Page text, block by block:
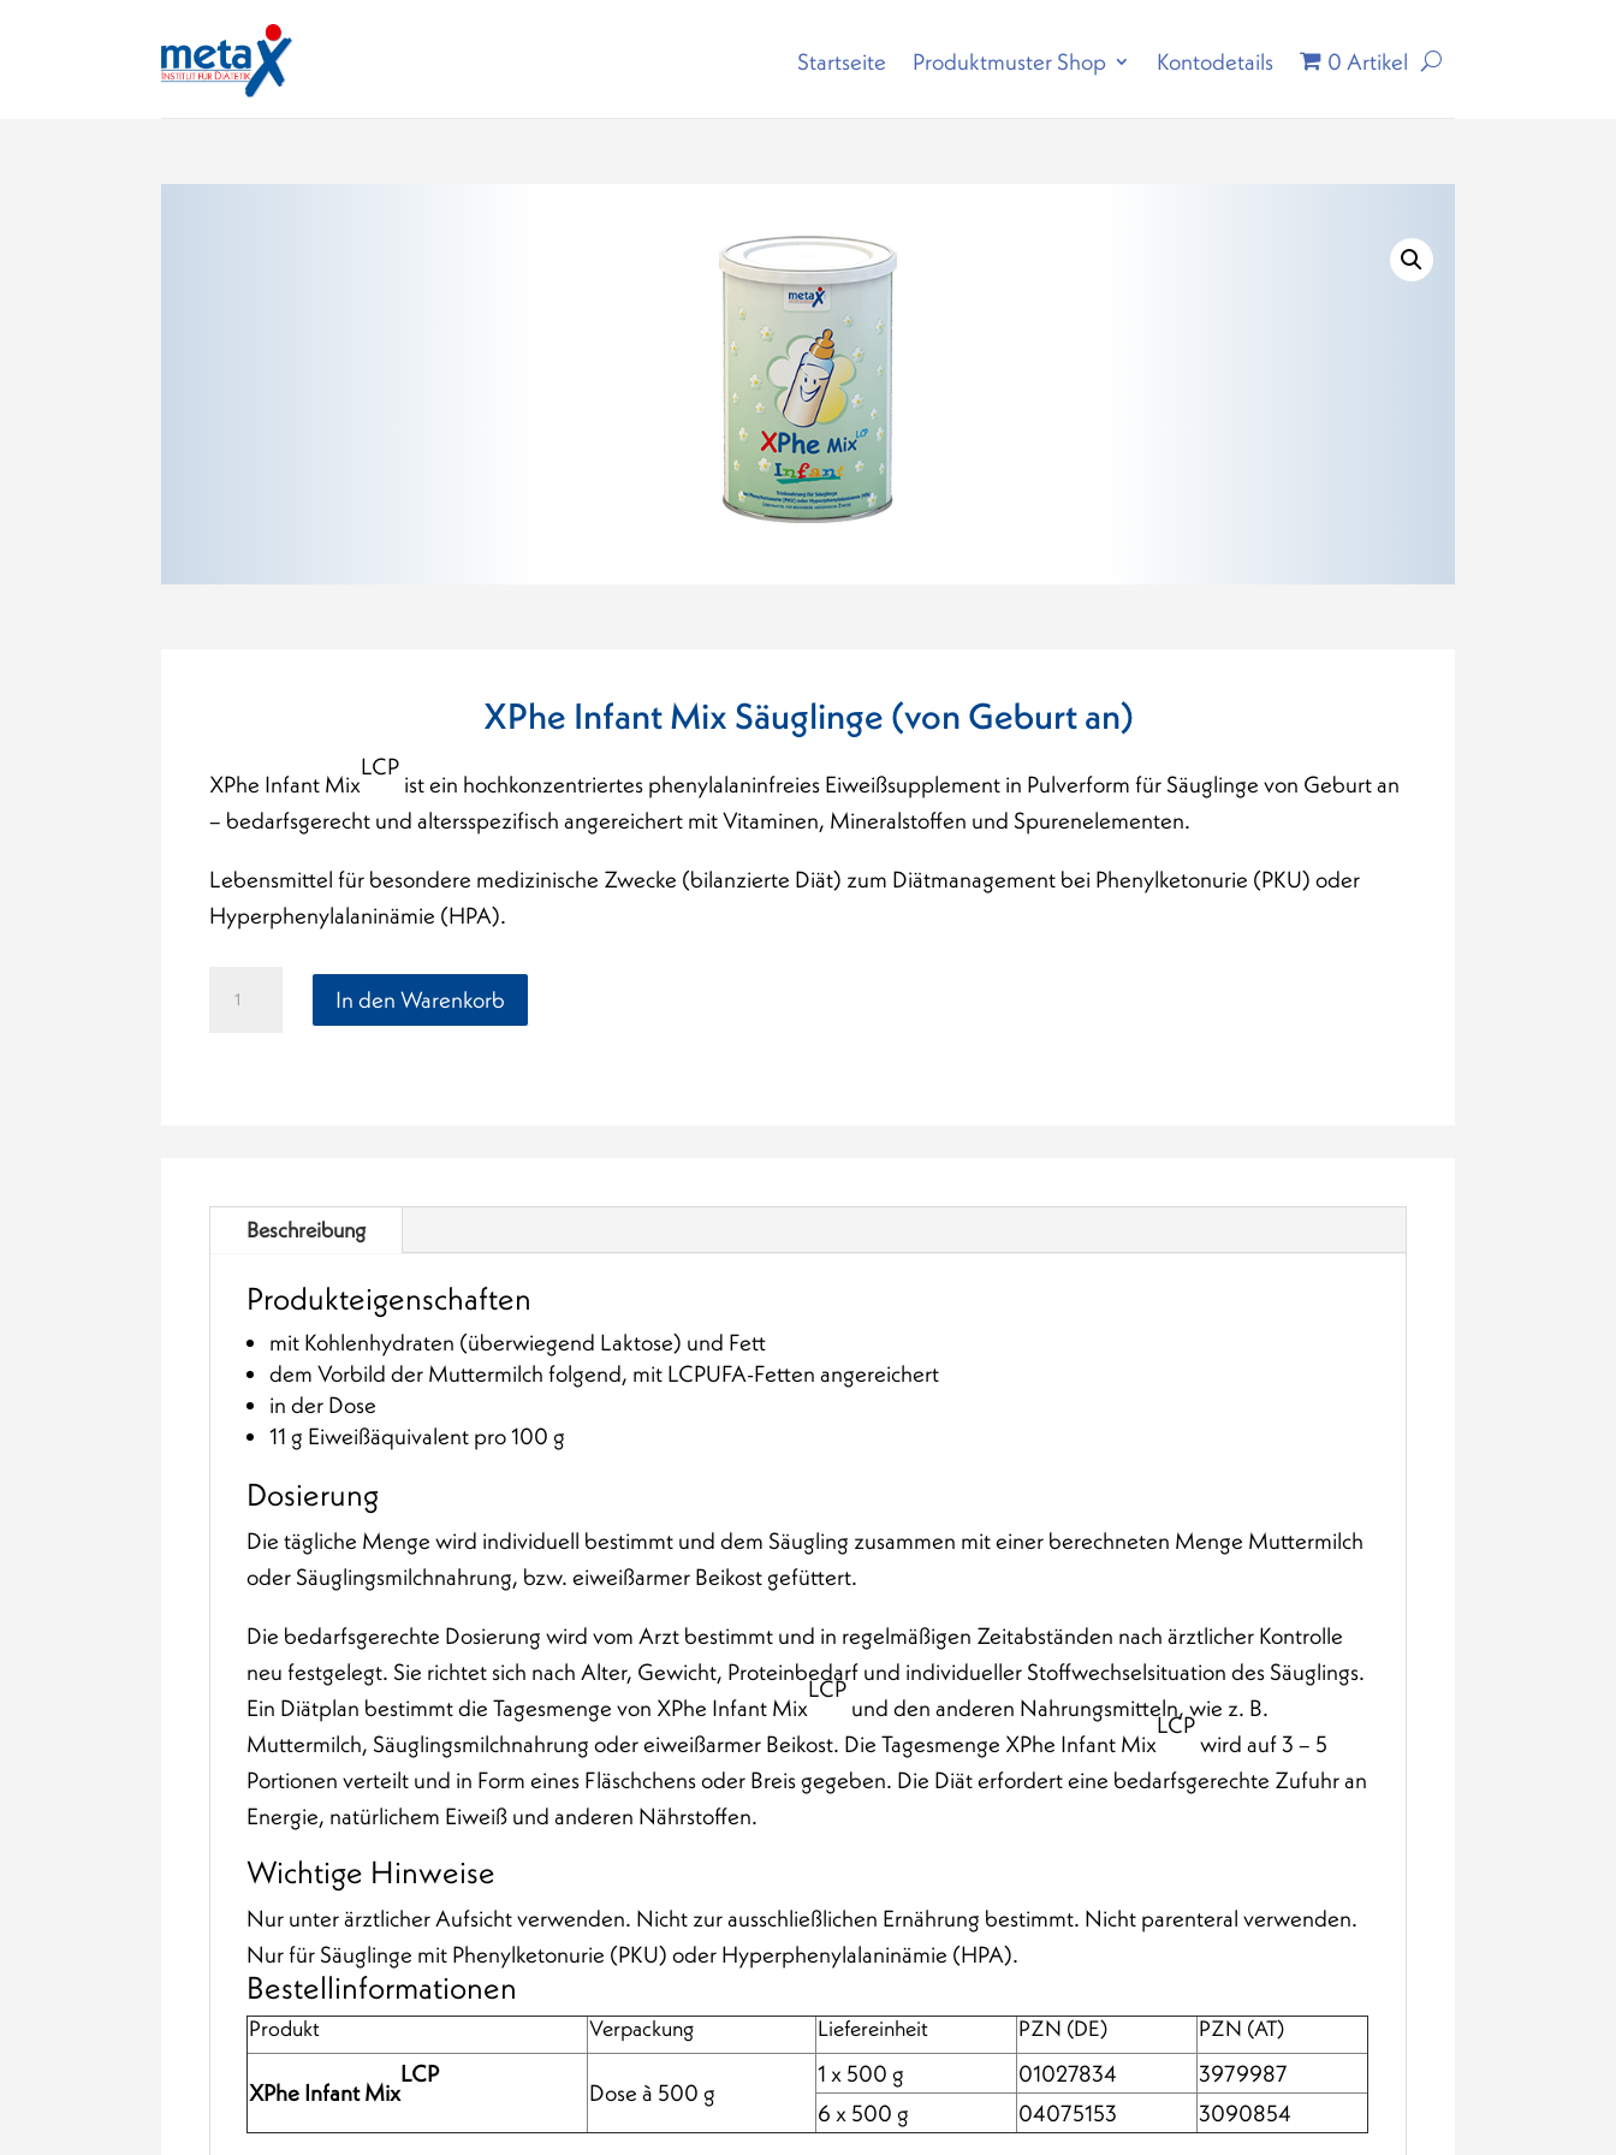
Startseite Produktmuster Shop Kontodetails 0 Artikel
XPhe Infant Mix Säuglinge (von Geburt an)
XPhe Infant Mix
LCP
ist ein hochkonzentriertes phenylalaninfreies Eiweißsupplement in Pulverform für Säuglinge von Geburt an
– bedarfsgerecht und altersspezifisch angereichert mit Vitaminen, Mineralstoffen und Spurenelementen.
Lebensmittel für besondere medizinische Zwecke (bilanzierte Diät) zum Diätmanagement bei Phenylketonurie (PKU) oder
Hyperphenylalaninämie (HPA).
an)
Menge
In den Warenkorb
Beschreibung
Produkteigenschaften
mit Kohlenhydraten (überwiegend Laktose) und Fett
dem Vorbild der Muttermilch folgend, mit LCPUFA-Fetten angereichert
in der Dose
11 g Eiweißäquivalent pro 100 g
Dosierung
Die tägliche Menge wird individuell bestimmt und dem Säugling zusammen mit einer berechneten Menge Muttermilch
oder Säuglingsmilchnahrung, bzw. eiweißarmer Beikost gefüttert.
Die bedarfsgerechte Dosierung wird vom Arzt bestimmt und in regelmäßigen Zeitabständen nach ärztlicher Kontrolle
neu festgelegt. Sie richtet sich nach Alter, Gewicht, Proteinbedarf und individueller Stoffwechselsituation des Säuglings.
Ein Diätplan bestimmt die Tagesmenge von XPhe Infant Mix
LCP
und den anderen Nahrungsmitteln, wie z. B.
Muttermilch, Säuglingsmilchnahrung oder eiweißarmer Beikost. Die Tagesmenge XPhe Infant Mix
LCP
wird auf 3 – 5
Portionen verteilt und in Form eines Fläschchens oder Breis gegeben. Die Diät erfordert eine bedarfsgerechte Zufuhr an
Energie, natürlichem Eiweiß und anderen Nährstoffen.
Wichtige Hinweise
Nur unter ärztlicher Aufsicht verwenden. Nicht zur ausschließlichen Ernährung bestimmt. Nicht parenteral verwenden.
Nur für Säuglinge mit Phenylketonurie (PKU) oder Hyperphenylalaninämie (HPA).
Bestellinformationen
Produkt Verpackung Liefereinheit PZN (DE) PZN (AT)
XPhe Infant Mix
LCP
Dose à 500 g
1 x 500 g 01027834
3979987
6 x 500 g
04075153 3090854